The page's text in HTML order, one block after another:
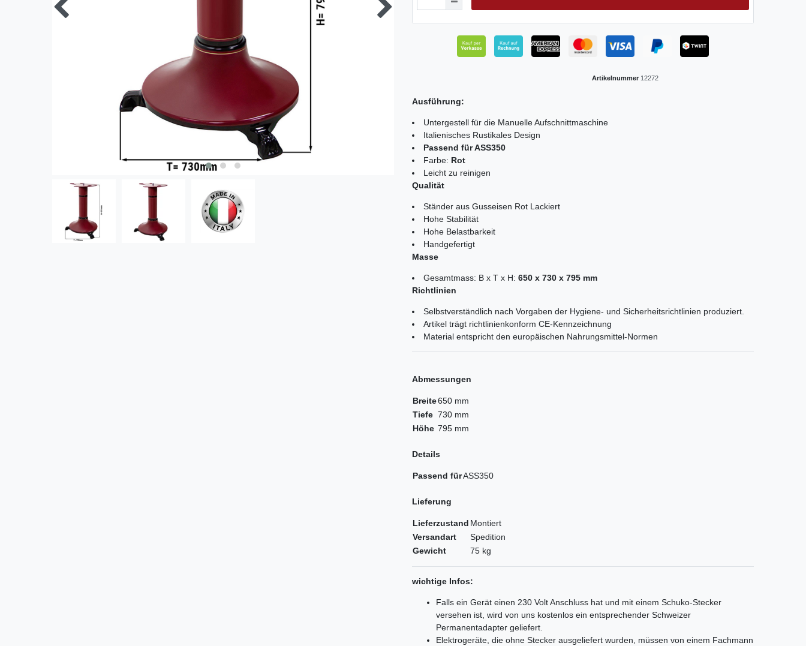
Artikelnummer 12272
Ausführung:
Untergestell für die Manuelle Aufschnittmaschine
Italienisches Rustikales Design
Passend für ASS350
Farbe: Rot
Leicht zu reinigen
Qualität
Ständer aus Gusseisen Rot Lackiert
Hohe Stabilität
Hohe Belastbarkeit
Handgefertigt
Masse
Gesamtmass: B x T x H: 650 x 730 x 795 mm
Richtlinien
Selbstverständlich nach Vorgaben der Hygiene- und Sicherheitsrichtlinien produziert.
Artikel trägt richtlinienkonform CE-Kennzeichnung
Material entspricht den europäischen Nahrungsmittel-Normen
Abmessungen
Breite650 mm
Tiefe 730 mm
Höhe 795 mm
Details
Passend fürASS350
Lieferung
Lieferzustand Montiert
Versandart
Spedition
Gewicht
75 kg
wichtige Infos:
Falls ein Gerät einen 230 Volt Anschluss hat und mit einem Schuko-Stecker
versehen ist, wird von uns kostenlos ein entsprechender Schweizer
Permanentadapter geliefert.
Elektrogeräte, die ohne Stecker ausgeliefert wurden, müssen von einem Fachmann